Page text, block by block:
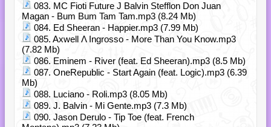
083. MC Fioti Future J Balvin Stefflon Don Juan
Magan - Bum Bum Tam Tam.mp3 (8.24 Mb)
084. Ed Sheeran - Happier.mp3 (7.99 Mb)
085. Axwell Λ Ingrosso - More Than You Know.mp3
(7.82 Mb)
086. Eminem - River (feat. Ed Sheeran).mp3 (8.5 Mb)
087. OneRepublic - Start Again (feat. Logic).mp3 (6.39
Mb)
088. Luciano - Roli.mp3 (8.05 Mb)
089. J. Balvin - Mi Gente.mp3 (7.3 Mb)
090. Jason Derulo - Tip Toe (feat. French